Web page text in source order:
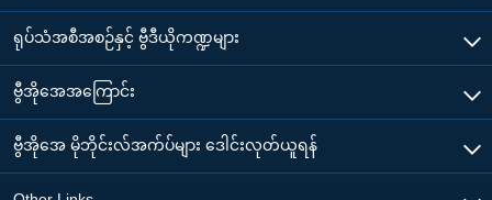
ရုပ်သံအစီအစဉ်နှင့် ဗွီဒီယိုကဏ္ဍများ
ဗွီအိုအေအကြောင်း
ဗွီအိုအေ မိုဘိုင်းလ်အက်ပ်များ ဒေါင်းလုတ်ယူရန်